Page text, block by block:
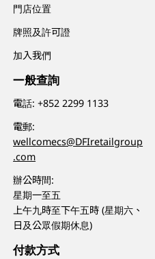
門店位置
牌照及許可證
加入我們
一般查詢
電話:+852 2299 1133
電郵:
wellcomecs@DFIretailgroup
.com
辦公時間:
星期一至五
上午九時至下午五時 (星期六、
日及公眾假期休息)
付款方式